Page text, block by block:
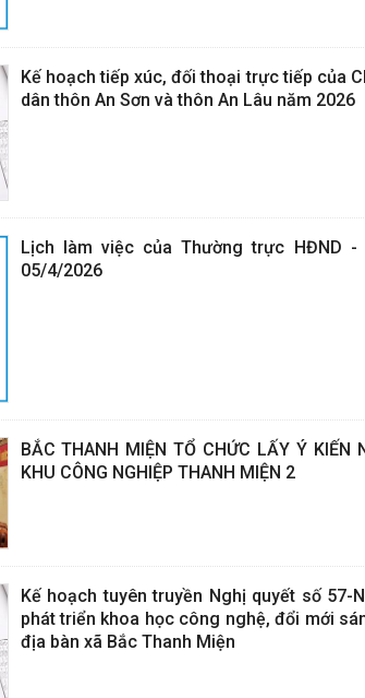
Kế hoạch tiếp xúc, đối thoại trực tiếp của
dân thôn An Sơn và thôn An Lâu năm 2026
Lịch làm việc của Thường trực HĐND
05/4/2026
BẮC THANH MIỆN TỔ CHỨC LẤY Ý KIẾN
KHU CÔNG NGHIỆP THANH MIỆN 2
Kế hoạch tuyên truyền Nghị quyết số 57-
phát triển khoa học công nghệ, đổi mới
địa bàn xã Bắc Thanh Miện